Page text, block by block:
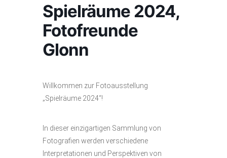
Spielräume 2024,
Fotofreunde
Glonn
Willkommen zur Fotoausstellung
„Spielräume 2024“!
In dieser einzigartigen Sammlung von
Fotografien werden verschiedene
Interpretationen und Perspektiven von